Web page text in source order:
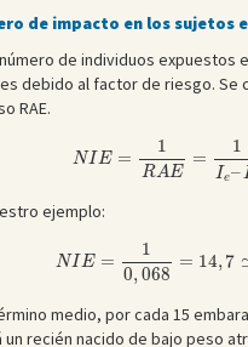
de impacto en los sujetos
de individuos expuestos
debido al factor de riesgo. Se
RAE.
NIE =
1
RAE
=
1
Ie–
A o.
ejemplo:
N I E =
1
0, 068
= 14, 7
,068
medio, por cada 15
un recién nacido de bajo peso